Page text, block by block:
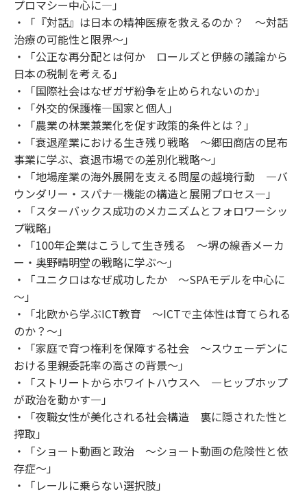
プロマシー中心に―」
・「『対話』は日本の精神医療を救えるのか？ ～対話
治療の可能性と限界～」
・「公正な再分配とは何か ロールズと伊藤の議論から
日本の税制を考える」
・「国際社会はなぜガザ紛争を止められないのか」
・「外交的保護権―国家と個人」
・「農業の林業兼業化を促す政策的条件とは？」
・「衰退産業における生き残り戦略 ～郷田商店の昆布
事業に学ぶ、衰退市場での差別化戦略～」
・「地場産業の海外展開を支える問屋の越境行動 ―バ
ウンダリー・スパナ―機能の構造と展開プロセス―」
・「スターバックス成功のメカニズムとフォロワーシッ
プ戦略」
・「100年企業はこうして生き残る ～堺の線香メーカ
ー・奥野晴明堂の戦略に学ぶ～」
・「ユニクロはなぜ成功したか ～SPAモデルを中心に
～」
・「北欧から学ぶICT教育 ～ICTで主体性は育てられる
のか？～」
・「家庭で育つ権利を保障する社会 ～スウェーデンに
おける里親委託率の高さの背景～」
・「ストリートからホワイトハウスへ ―ヒップホップ
が政治を動かす―」
・「夜職女性が美化される社会構造 裏に隠された性と
搾取」
・「ショート動画と政治 ～ショート動画の危険性と依
存症～」
・「レールに乗らない選択肢」